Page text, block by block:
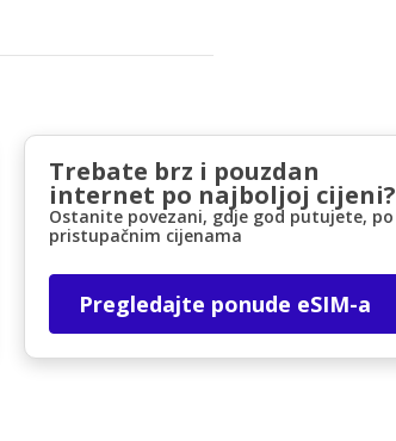
Trebate brz i pouzdan
internet po najboljoj cijeni?
Ostanite povezani, gdje god putujete, po
pristupačnim cijenama
Pregledajte ponude eSIM-a